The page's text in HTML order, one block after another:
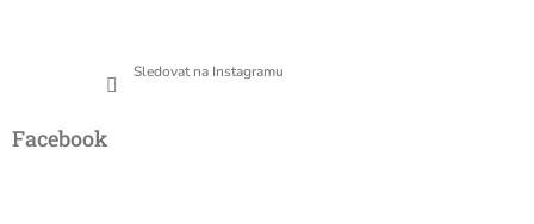
Sledovat na Instagramu
Facebook